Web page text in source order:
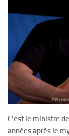
C’est le ministre
années après le